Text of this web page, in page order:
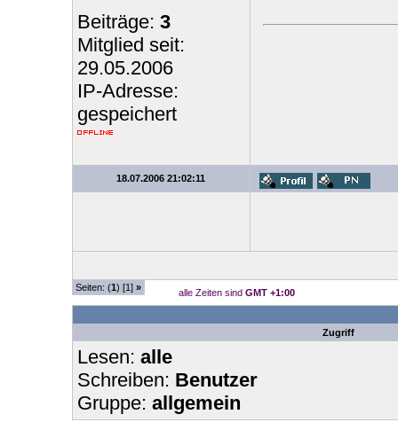
Beiträge: 3
Mitglied seit:
29.05.2006
IP-Adresse:
gespeichert
18.07.2006 21:02:11
Seiten: (1) [1] » alle Zeiten sind GMT +1:00
Zugriff
Lesen: alle
Schreiben: Benutzer
Gruppe: allgemein